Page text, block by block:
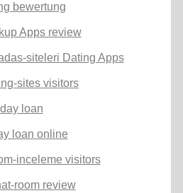
bewertung
Apps review
siteleri Dating Apps
sites visitors
loan
loan online
inceleme visitors
room review